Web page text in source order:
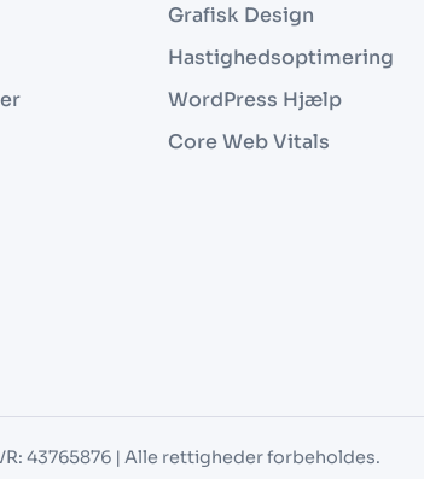
Grafisk Design
Hastighedsoptimering
WordPress Hjælp
Core Web Vitals
43765876 | Alle rettigheder forbeholdes.